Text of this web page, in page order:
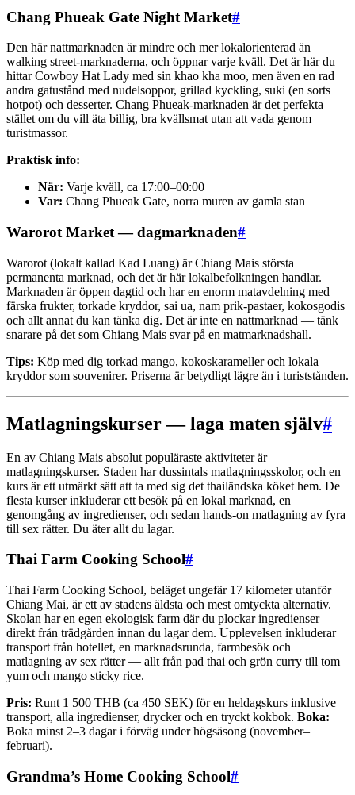
Chang Phueak Gate Night Market#
Den här nattmarknaden är mindre och mer lokalorienterad än
walking street-marknaderna, och öppnar varje kväll. Det är här du
hittar Cowboy Hat Lady med sin khao kha moo, men även en rad
andra gatustånd med nudelsoppor, grillad kyckling, suki (en sorts
hotpot) och desserter. Chang Phueak-marknaden är det perfekta
stället om du vill äta billig, bra kvällsmat utan att vada genom
turistmassor.
Praktisk info:
När: Varje kväll, ca 17:00–00:00
Var: Chang Phueak Gate, norra muren av gamla stan
Warorot Market — dagmarknaden#
Warorot (lokalt kallad Kad Luang) är Chiang Mais största
permanenta marknad, och det är här lokalbefolkningen handlar.
Marknaden är öppen dagtid och har en enorm matavdelning med
färska frukter, torkade kryddor, sai ua, nam prik-pastaer, kokosgodis
och allt annat du kan tänka dig. Det är inte en nattmarknad — tänk
snarare på det som Chiang Mais svar på en matmarknadshall.
Tips: Köp med dig torkad mango, kokoskarameller och lokala
kryddor som souvenirer. Priserna är betydligt lägre än i turiststånden.
Matlagningskurser — laga maten själv#
En av Chiang Mais absolut populäraste aktiviteter är
matlagningskurser. Staden har dussintals matlagningsskolor, och en
kurs är ett utmärkt sätt att ta med sig det thailändska köket hem. De
flesta kurser inkluderar ett besök på en lokal marknad, en
genomgång av ingredienser, och sedan hands-on matlagning av fyra
till sex rätter. Du äter allt du lagar.
Thai Farm Cooking School#
Thai Farm Cooking School, beläget ungefär 17 kilometer utanför
Chiang Mai, är ett av stadens äldsta och mest omtyckta alternativ.
Skolan har en egen ekologisk farm där du plockar ingredienser
direkt från trädgården innan du lagar dem. Upplevelsen inkluderar
transport från hotellet, en marknadsrunda, farmbesök och
matlagning av sex rätter — allt från pad thai och grön curry till tom
yum och mango sticky rice.
Pris: Runt 1 500 THB (ca 450 SEK) för en heldagskurs inklusive
transport, alla ingredienser, drycker och en tryckt kokbok. Boka:
Boka minst 2–3 dagar i förväg under högsäsong (november–
februari).
Grandma’s Home Cooking School#